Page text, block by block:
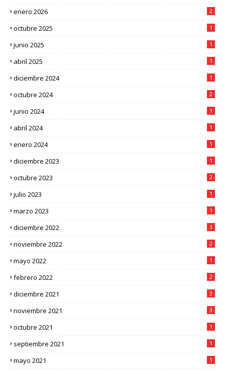
enero 2026 2
octubre 2025 1
junio 2025 1
abril 2025 1
diciembre 2024 1
octubre 2024 2
junio 2024 1
abril 2024 1
enero 2024 1
diciembre 2023 1
octubre 2023 2
julio 2023 1
marzo 2023 1
diciembre 2022 3
noviembre 2022 2
mayo 2022 1
febrero 2022 2
diciembre 2021 3
noviembre 2021 3
octubre 2021 1
septiembre 2021 1
mayo 2021 1